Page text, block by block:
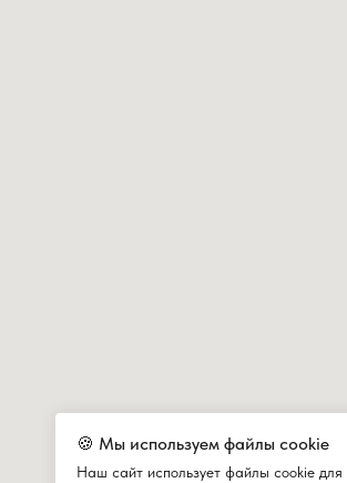
🍪 Мы используем файлы cookie
Наш сайт использует файлы cookie